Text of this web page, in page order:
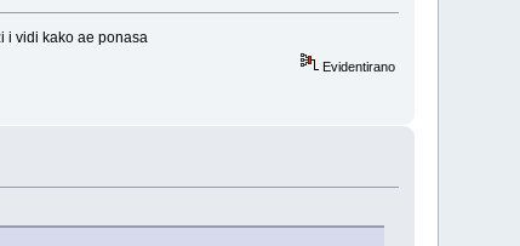
i vidi kako ae ponasa
Evidentirano